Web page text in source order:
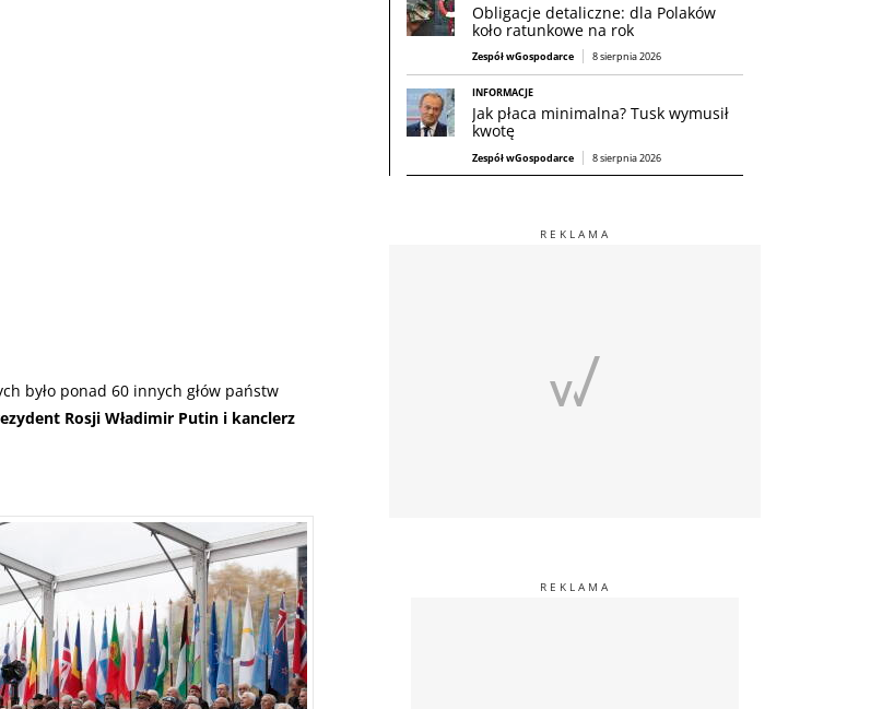
było ponad 60 innych głów państw
Rosji Władimir Putin i kanclerz
Obligacje detaliczne: dla Polaków
koło ratunkowe na rok
Zespół wGospodarce 8 sierpnia 2026
INFORMACJE
Jak płaca minimalna? Tusk wymusił
kwotę
Zespół wGospodarce 8 sierpnia 2026